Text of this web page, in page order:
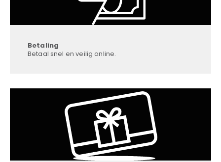
Betaling
Betaal snel en veilig online.